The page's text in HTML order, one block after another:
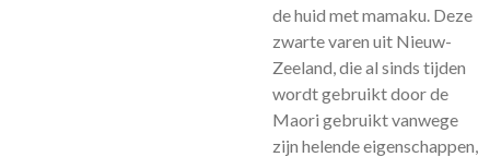
de huid met mamaku. Deze
zwarte varen uit Nieuw-
Zeeland, die al sinds tijden
wordt gebruikt door de
Maori gebruikt vanwege
zijn helende eigenschappen,